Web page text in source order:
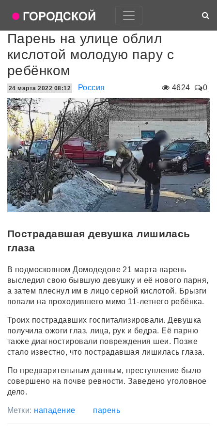
Парень на улице облил
кислотой молодую пару с
ребёнком
4624 0
24 марта 2022 08:12 Россия
Пострадавшая девушка лишилась
глаза
В подмосковном Домодедове 21 марта парень
выследил свою бывшую девушку и её нового парня,
а затем плеснул им в лицо серной кислотой. Брызги
попали на проходившего мимо 11-летнего ребёнка.
Троих пострадавших госпитализировали. Девушка
получила ожоги глаз, лица, рук и бедра. Её парню
также диагностировали повреждения шеи. Позже
стало известно, что пострадавшая лишилась глаза.
По предварительным данным, преступление было
совершено на почве ревности. Заведено уголовное
дело.
Метки: нападение парень